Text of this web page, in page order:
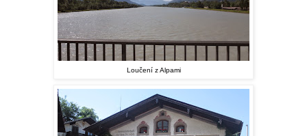
Loučení z Alpami